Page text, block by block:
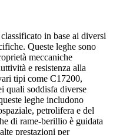
in base ai diversi
Queste leghe sono
meccaniche
e resistenza alla
tipi come C17200,
quali soddisfa diverse
leghe includono
petrolifera e del
di rame-berillio è guidata
prestazioni per